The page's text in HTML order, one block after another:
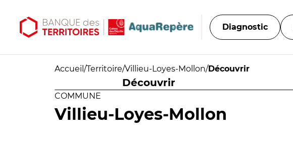
Diagnostic
Accueil /Territoire/Villieu-Loyes-Mollon/Découvrir
Découvrir
COMMUNE
Villieu-Loyes-Mollon